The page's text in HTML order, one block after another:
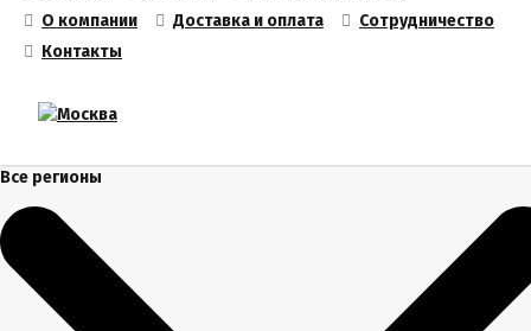
О компании
Доставка и оплата
Сотрудничество
Контакты
Все регионы